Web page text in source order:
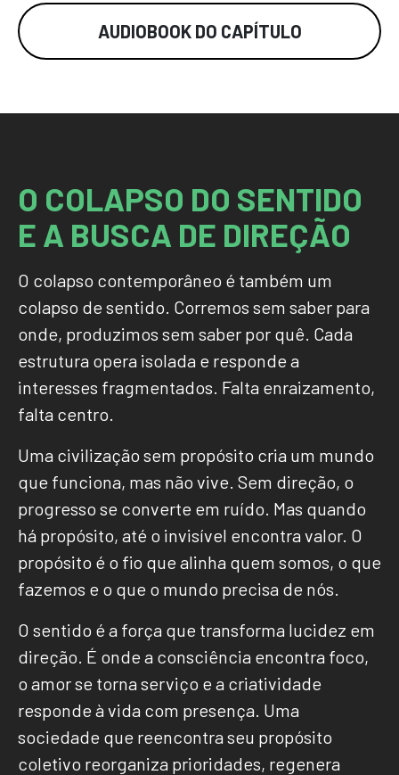
AUDIOBOOK DO CAPÍTULO
O COLAPSO DO SENTIDO
E A BUSCA DE DIREÇÃO
O colapso contemporâneo é também um
colapso de sentido. Corremos sem saber para
onde, produzimos sem saber por quê. Cada
estrutura opera isolada e responde a
interesses fragmentados. Falta enraizamento,
falta centro.
Uma civilização sem propósito cria um mundo
que funciona, mas não vive. Sem direção, o
progresso se converte em ruído. Mas quando
há propósito, até o invisível encontra valor. O
propósito é o fio que alinha quem somos, o que
fazemos e o que o mundo precisa de nós.
O sentido é a força que transforma lucidez em
direção. É onde a consciência encontra foco,
o amor se torna serviço e a criatividade
responde à vida com presença. Uma
sociedade que reencontra seu propósito
coletivo reorganiza prioridades, regenera